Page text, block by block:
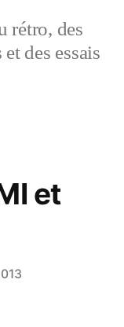
rétro, des
des essais
et